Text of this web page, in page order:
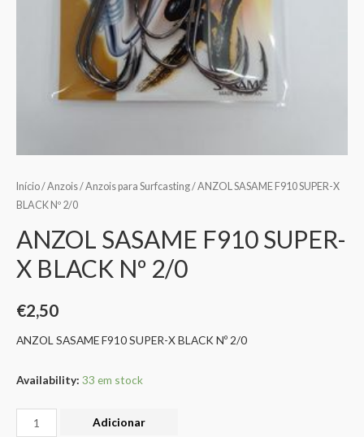
Início/Anzois/Anzois para Surfcasting/ ANZOL SASAME F910 SUPER-X
BLACK Nº 2/0
ANZOL SASAME F910 SUPER-
X BLACK Nº 2/0
€2,50
ANZOL SASAME F910 SUPER-X BLACK Nº 2/0
Availability: 33 em stock
Adicionar